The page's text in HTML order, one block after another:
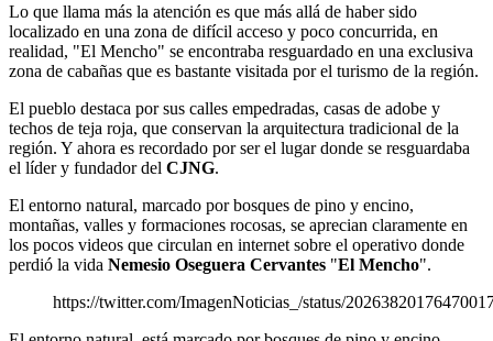
Lo que llama más la atención es que más allá de haber sido
localizado en una zona de difícil acceso y poco concurrida, en
realidad, "El Mencho" se encontraba resguardado en una exclusiva
zona de cabañas que es bastante visitada por el turismo de la región.
El pueblo destaca por sus calles empedradas, casas de adobe y
techos de teja roja, que conservan la arquitectura tradicional de la
región. Y ahora es recordado por ser el lugar donde se resguardaba
el líder y fundador del CJNG.
El entorno natural, marcado por bosques de pino y encino,
montañas, valles y formaciones rocosas, se aprecian claramente en
los pocos videos que circulan en internet sobre el operativo donde
perdió la vida Nemesio Oseguera Cervantes "El Mencho".
https://twitter.com/ImagenNoticias_/status/